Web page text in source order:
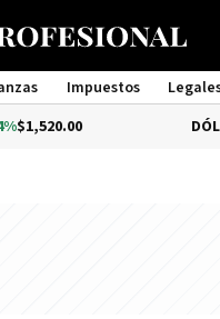
Impuestos
Management
DÓLAR BLUE-